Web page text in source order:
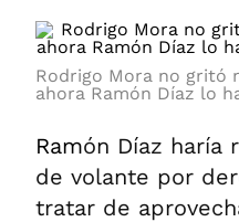
Rodrigo Mora no gritó
ahora Ramón Díaz lo
Ramón Díaz haría
de volante por
tratar de